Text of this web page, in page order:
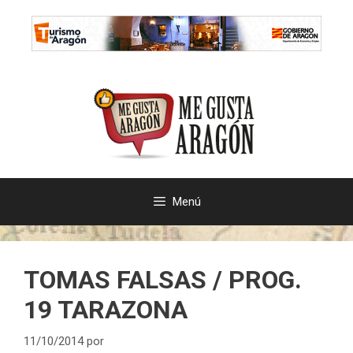
contenido
Menú
TOMAS FALSAS / PROG.
19 TARAZONA
11/10/2014 por